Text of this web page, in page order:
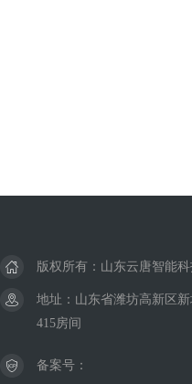
版权所有：山东云唐智能科
地址：山东省潍坊高新区
415房间
备案号：